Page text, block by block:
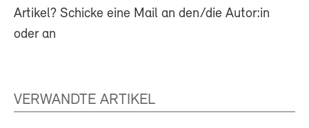
Artikel? Schicke eine Mail an den/die Autor:in
oder an
VERWANDTE ARTIKEL